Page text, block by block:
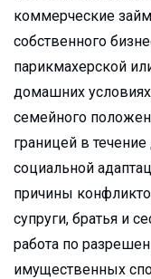
коммерческие
собственного
парикмахерской
домашних
семейного
границей в
социальной
причины
супруги, братья и
работа по
имущественных